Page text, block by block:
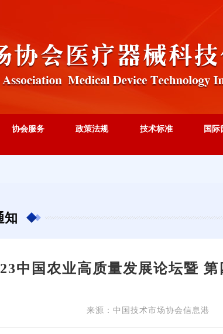
协会服务 政策法规 技术标准 国际
知
中国农业高质量发展论坛暨
来源：中国技术市场协会信息港